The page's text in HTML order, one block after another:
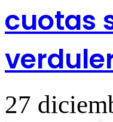
cuotas
27